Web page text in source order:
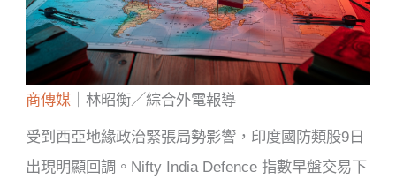
商傳媒 ｜林昭衡／綜合外電報導
受到西亞地緣政治緊張局勢影響，印度國防類股9日
出現明顯回調。Nifty India Defence 指數早盤交易下